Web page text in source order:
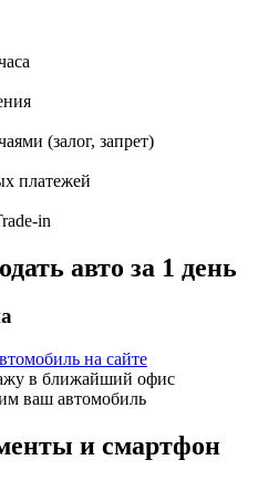
(залог, запрет)
платежей
авто за 1 день
на сайте
в ближайший офис
ваш автомобиль
и смартфон